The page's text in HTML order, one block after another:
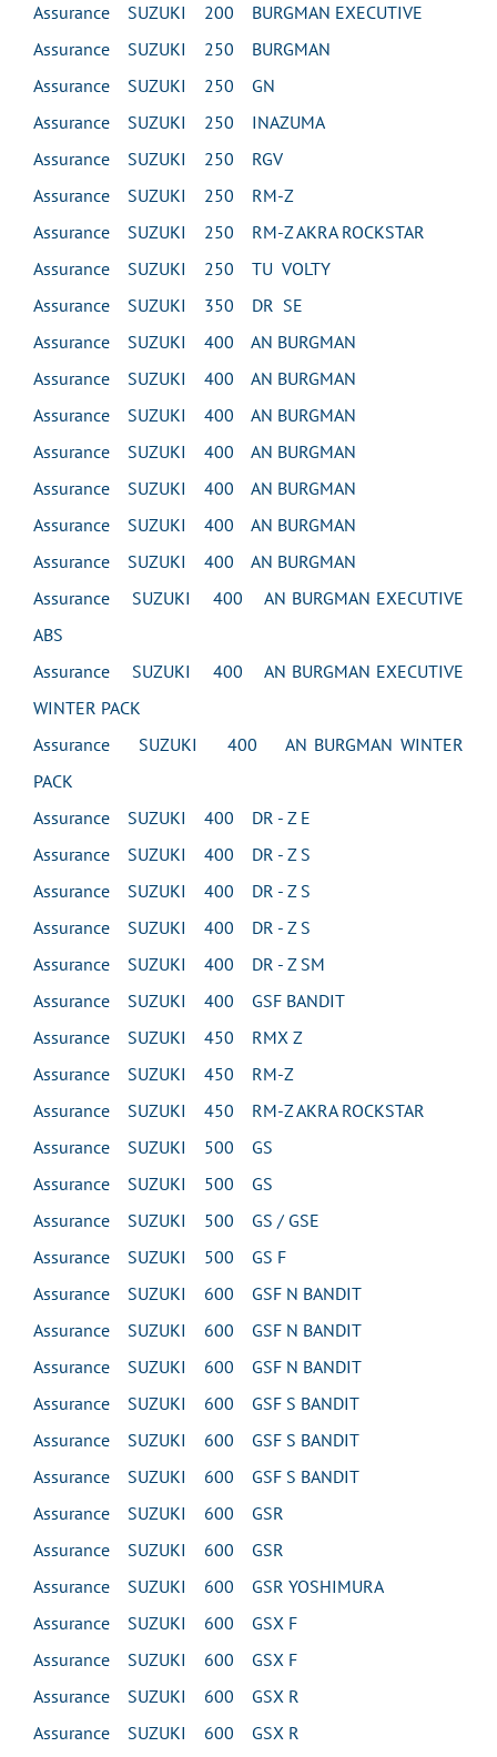
Assurance SUZUKI 200 BURGMAN EXECUTIVE
Assurance SUZUKI 250 BURGMAN
Assurance SUZUKI 250 GN
Assurance SUZUKI 250 INAZUMA
Assurance SUZUKI 250 RGV
Assurance SUZUKI 250 RM-Z
Assurance SUZUKI 250 RM-Z AKRA ROCKSTAR
Assurance SUZUKI 250 TU VOLTY
Assurance SUZUKI 350 DR SE
Assurance SUZUKI 400 AN BURGMAN
Assurance SUZUKI 400 AN BURGMAN
Assurance SUZUKI 400 AN BURGMAN
Assurance SUZUKI 400 AN BURGMAN
Assurance SUZUKI 400 AN BURGMAN
Assurance SUZUKI 400 AN BURGMAN
Assurance SUZUKI 400 AN BURGMAN
Assurance SUZUKI 400 AN BURGMAN EXECUTIVE
ABS
Assurance SUZUKI 400 AN BURGMAN EXECUTIVE
WINTER PACK
Assurance SUZUKI 400 AN BURGMAN WINTER
PACK
Assurance SUZUKI 400 DR - Z E
Assurance SUZUKI 400 DR - Z S
Assurance SUZUKI 400 DR - Z S
Assurance SUZUKI 400 DR - Z S
Assurance SUZUKI 400 DR - Z SM
Assurance SUZUKI 400 GSF BANDIT
Assurance SUZUKI 450 RMX Z
Assurance SUZUKI 450 RM-Z
Assurance SUZUKI 450 RM-Z AKRA ROCKSTAR
Assurance SUZUKI 500 GS
Assurance SUZUKI 500 GS
Assurance SUZUKI 500 GS / GSE
Assurance SUZUKI 500 GS F
Assurance SUZUKI 600 GSF N BANDIT
Assurance SUZUKI 600 GSF N BANDIT
Assurance SUZUKI 600 GSF N BANDIT
Assurance SUZUKI 600 GSF S BANDIT
Assurance SUZUKI 600 GSF S BANDIT
Assurance SUZUKI 600 GSF S BANDIT
Assurance SUZUKI 600 GSR
Assurance SUZUKI 600 GSR
Assurance SUZUKI 600 GSR YOSHIMURA
Assurance SUZUKI 600 GSX F
Assurance SUZUKI 600 GSX F
Assurance SUZUKI 600 GSX R
Assurance SUZUKI 600 GSX R